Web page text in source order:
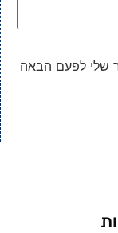
שלי לפעם הבאה